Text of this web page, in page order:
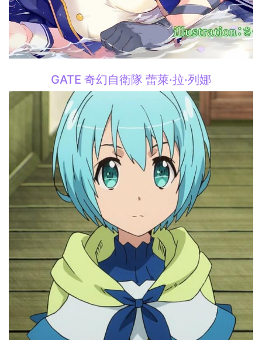
GATE 奇幻自衛隊 蕾萊·拉·列娜